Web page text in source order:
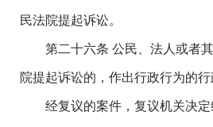
民法院提起诉讼。
第二十六条 公民、法人或者
院提起诉讼的，作出行政行为的行
经复议的案件，复议机关决定